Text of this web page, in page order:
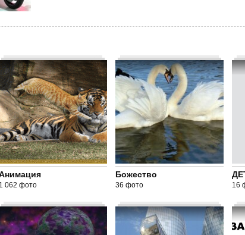
1 062 фото
Божество
36 фото 16